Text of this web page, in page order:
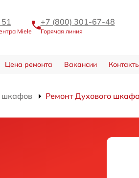
Miele
+7 (800) 301-67-48
Горячая линия
Цена ремонта Вакансии
шкафов Ремонт Духового